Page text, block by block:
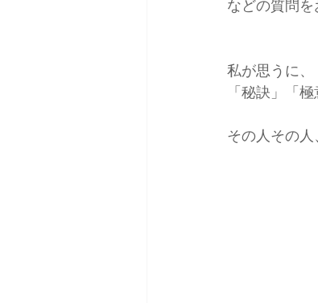
雑誌掲載＆取材 コ
などの質問を
私が思うに、
「秘訣」「
その人その人